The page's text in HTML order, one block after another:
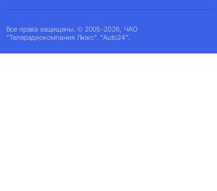
Все права защищены. © 2005-2026, ЧАО
"Телерадиокомпания Люкс". "Auto24".